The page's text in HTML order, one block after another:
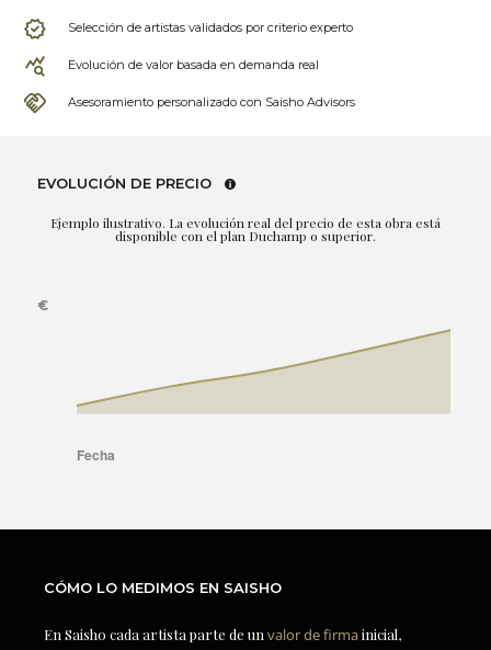
Selección de artistas validados por criterio experto
Evolución de valor basada en demanda real
Asesoramiento personalizado con Saisho Advisors
EVOLUCIÓN DE PRECIO
Ejemplo ilustrativo. La evolución real del precio de esta obra está
disponible con el plan Duchamp o superior.
CÓMO LO MEDIMOS EN SAISHO
En Saisho cada artista parte de un valor de firmainicial,